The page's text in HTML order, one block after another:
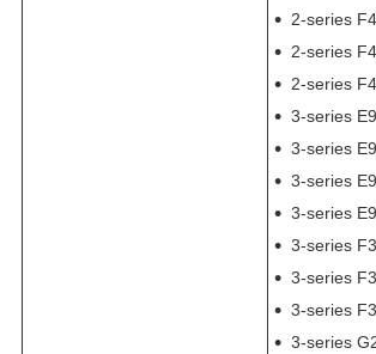
2-series
2-series
2-series
3-series
3-series
3-series
3-series
3-series
3-series
3-series
3-series